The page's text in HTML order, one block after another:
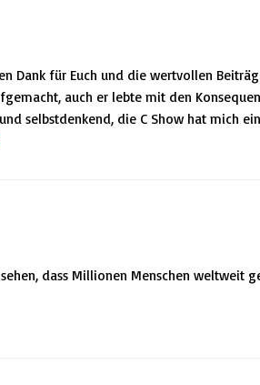
Dank für Euch und die wertvollen
auch er lebte mit den
selbstdenkend, die C Show hat mich
dass Millionen Menschen weltweit